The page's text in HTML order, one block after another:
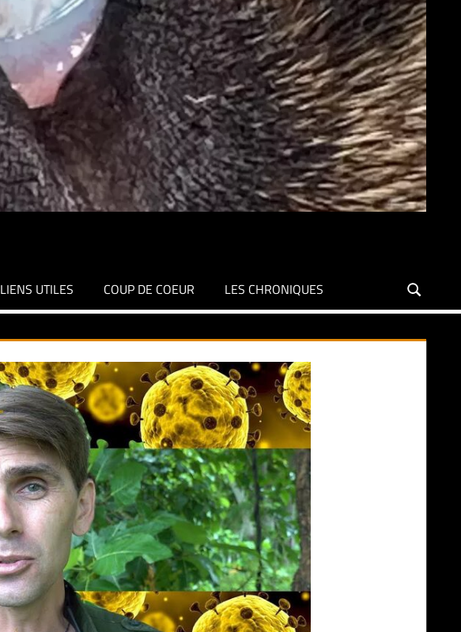
LIENS UTILES COUP DE COEUR LES CHRONIQUES